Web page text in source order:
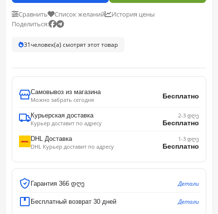
Сравнить Список желаний
История цены
Поделиться:
31человек(а) смотрят этот товар
Самовывоз из магазина
Можно забрать сегодня
Бесплатно
Курьерская доставка
Курьер доставит по адресу
2-3 დღე
Бесплатно
DHL Доставка
DHL Курьер доставит по адресу
1-3 დღე
Бесплатно
Гарантия 366 დღე Детали
Бесплатный возврат 30 дней Детали